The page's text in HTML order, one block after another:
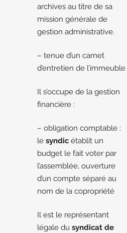
archives au titre de sa
mission générale de
gestion administrative.
– tenue d’un carnet
d’entretien de l’immeuble
Il s’occupe de la gestion
financière :
– obligation comptable :
le syndic établit un
budget le fait voter par
l’assemblée, ouverture
d’un compte séparé au
nom de la copropriété
Il est le représentant
légale du syndicat de